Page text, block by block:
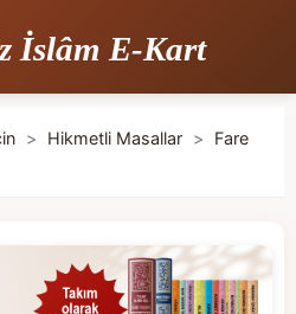
İslâm E-Kart
> Hikmetli Masallar >
Fare